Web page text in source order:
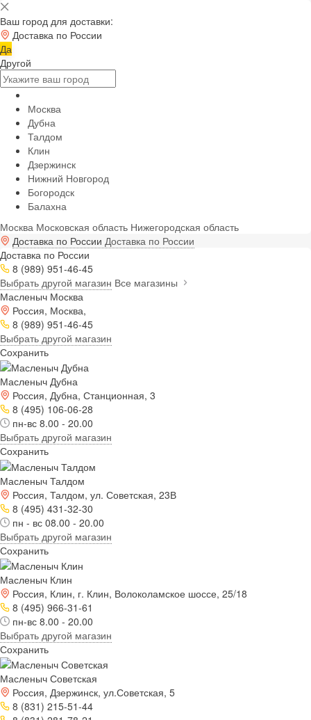
Ваш город для доставки:
Доставка по России
Да
Другой
Москва
Дубна
Талдом
Клин
Дзержинск
Нижний Новгород
Богородск
Балахна
Москва Московская область Нижегородская область
Доставка по России Доставка по России
Доставка по России
8 (989) 951-46-45
Выбрать другой магазин Все магазины
Масленыч Москва
Россия, Москва,
8 (989) 951-46-45
Выбрать другой магазин
Сохранить
Масленыч Дубна
Россия, Дубна, Станционная, 3
8 (495) 106-06-28
пн-вс 8.00 - 20.00
Выбрать другой магазин
Сохранить
Масленыч Талдом
Россия, Талдом, ул. Советская, 23В
8 (495) 431-32-30
пн - вс 08.00 - 20.00
Выбрать другой магазин
Сохранить
Масленыч Клин
Россия, Клин, г. Клин, Волоколамское шоссе, 25/18
8 (495) 966-31-61
пн-вс 8.00 - 20.00
Выбрать другой магазин
Сохранить
Масленыч Советская
Россия, Дзержинск, ул.Советская, 5
8 (831) 215-51-44